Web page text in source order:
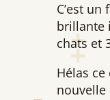
C’est
brillante
chats et
Hélas
nouvelle